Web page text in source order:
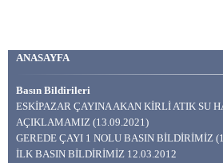
ANASAYFA
Basın Bildirileri
ESKİPAZAR ÇAYINA AKAN KİRLİ ATIK SU
AÇIKLAMAMIZ (13.09.2021)
GEREDE ÇAYI 1 NOLU BASIN BİLDİRİMİZ
İLK BASIN BİLDİRİMİZ 12.03.2012